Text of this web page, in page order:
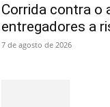
Corrida contra o
entregadores a
7 de agosto de 2026